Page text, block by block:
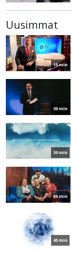
Uusimmat
15 min
30 min
30 min
85 min
45 min